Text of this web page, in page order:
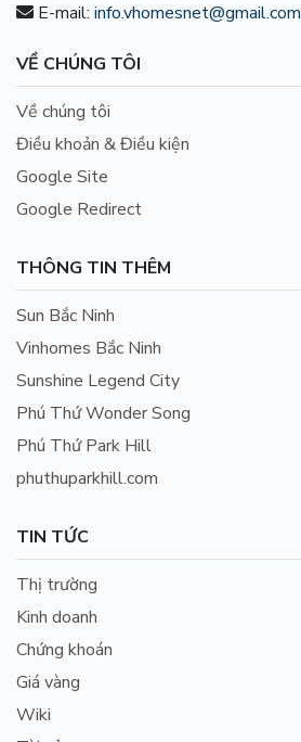
E-mail: info.vhomesnet@gmail.com
VỀ CHÚNG TÔI
Về chúng tôi
Điều khoản & Điều kiện
Google Site
Google Redirect
THÔNG TIN THÊM
Sun Bắc Ninh
Vinhomes Bắc Ninh
Sunshine Legend City
Phú Thứ Wonder Song
Phú Thứ Park Hill
phuthuparkhill.com
TIN TỨC
Thị trường
Kinh doanh
Chứng khoán
Giá vàng
Wiki